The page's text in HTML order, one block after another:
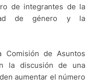
de integrantes de la
de género y la
Comisión de Asuntos
la discusión de una
aumentar el número